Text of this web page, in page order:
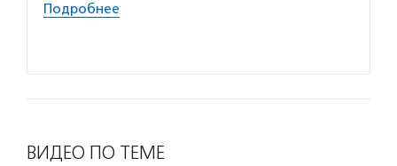
Подробнее
ВИДЕО ПО ТЕМЕ